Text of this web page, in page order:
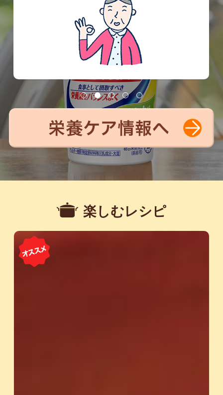
楽しむレシピ